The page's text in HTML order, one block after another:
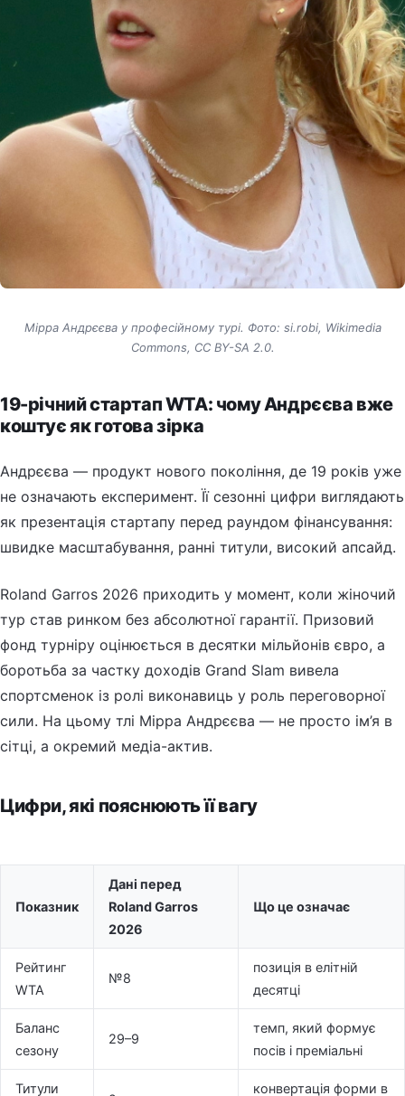
Мірра Андрєєва у професійному турі. Фото: si.robi, Wikimedia
Commons, CC BY-SA 2.0.
19-річний стартап WTA: чому Андрєєва вже
коштує як готова зірка
Андрєєва — продукт нового покоління, де 19 років уже
не означають експеримент. Її сезонні цифри виглядають
як презентація стартапу перед раундом фінансування:
швидке масштабування, ранні титули, високий апсайд.
Roland Garros 2026 приходить у момент, коли жіночий
тур став ринком без абсолютної гарантії. Призовий
фонд турніру оцінюється в десятки мільйонів євро, а
боротьба за частку доходів Grand Slam вивела
спортсменок із ролі виконавиць у роль переговорної
сили. На цьому тлі Мірра Андрєєва — не просто ім’я в
сітці, а окремий медіа-актив.
Цифри, які пояснюють її вагу
Показник
Дані перед
Roland Garros
2026
Що це означає
Рейтинг
WTA
№8
позиція в елітній
десятці
Баланс
сезону
29–9
темп, який формує
посів і преміальні
Титули конвертація форми в